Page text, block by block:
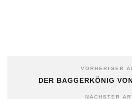
VORHERIGER
DER BAGGERKÖNIG
NÄCHSTER